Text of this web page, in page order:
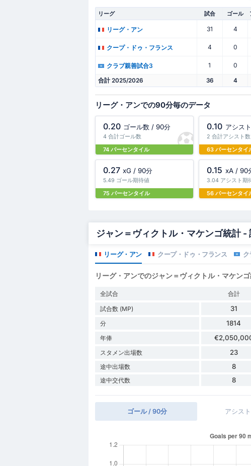
リーグ 試合 ゴール
リーグ・アン 31 4
クープ・ドゥ・フランス 4 0
クラブ親善試合3 1 0
合計 2025/2026 36 4
リーグ・アンでの90分毎のデータ
0.20 ゴール数 / 90分
4 合計ゴール数
74 パーセンタイル
0.10 アシス
2 合計アシスト数
63 パーセンタイ
0.27 xG / 90分
5.49 ゴール期待値
75 パーセンタイル
0.15 xA / 90
3.04 アシスト期
56 パーセンタイ
ジャン＝ヴィクトル・マケンゴ統計 -
リーグ・アン クープ・ドゥ・フランス ク
リーグ・アンでのジャン＝ヴィクトル・マケン
全試合 合計
試合数 (MP)
31
分 1814
年俸
スタメン出場数 23
途中出場数 8
途中交代数 8
ゴール / 90分 アシス